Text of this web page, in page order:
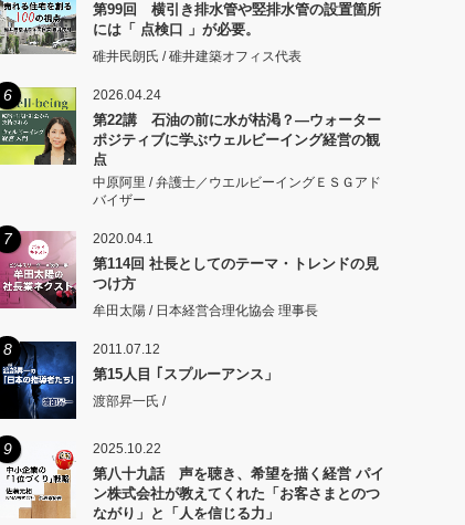
第99回 横引き排水管や竪排水管の設置箇所
には「 点検口 」が必要。
碓井民朗氏 / 碓井建築オフィス代表
6 2026.04.24
第22講 石油の前に水が枯渇？―ウォーター
ポジティブに学ぶウェルビーイング経営の観
点
中原阿里 / 弁護士／ウエルビーイングＥＳＧアド
バイザー
7 2020.04.1
第114回 社長としてのテーマ・トレンドの見
つけ方
牟田太陽 / 日本経営合理化協会 理事長
8 2011.07.12
第15人目 ｢スプルーアンス」
渡部昇一氏 /
9 2025.10.22
第八十九話 声を聴き、希望を描く経営 パイ
ン株式会社が教えてくれた「お客さまとのつ
ながり」と「人を信じる力」